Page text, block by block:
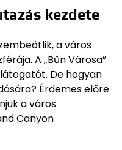
kezdete
a város
A „Bűn Városa”
De hogyan
Érdemes előre
a város
Canyon